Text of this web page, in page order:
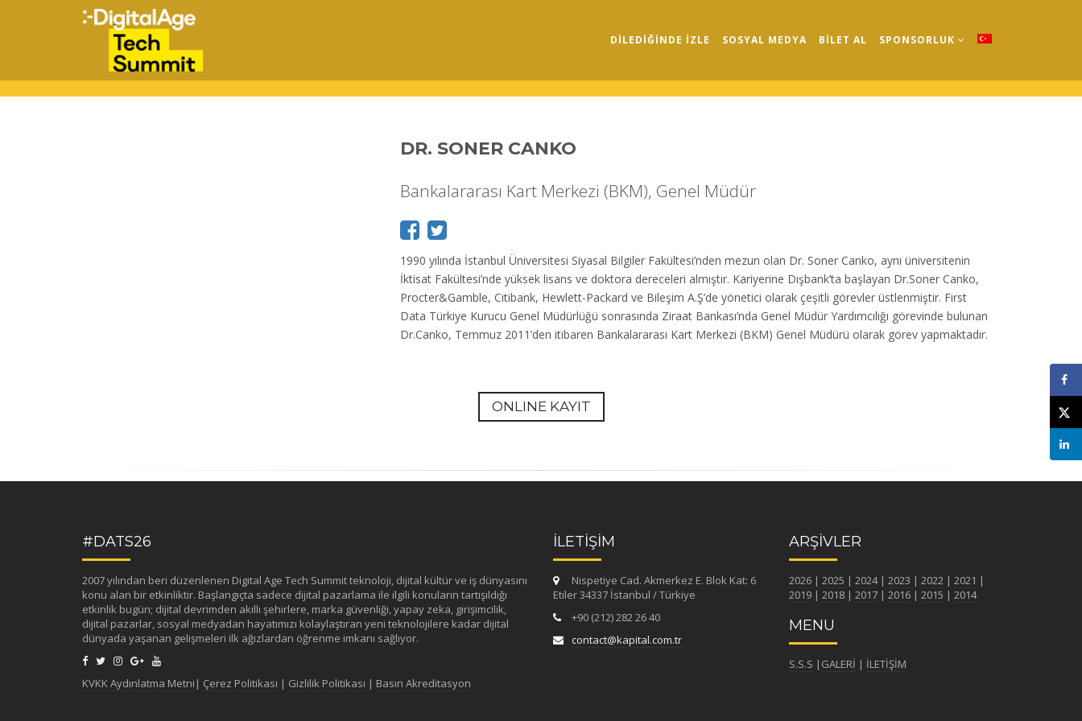
DILEDIĞINDE İZLE SOSYAL MEDYA BİLET AL SPONSORLUK
DR. SONER CANKO
Bankalararası Kart Merkezi (BKM), Genel Müdür
1990 yılında İstanbul Üniversitesi Siyasal Bilgiler Fakültesi’nden mezun olan Dr. Soner Canko, aynı üniversitenin
İktisat Fakültesi’nde yüksek lisans ve doktora dereceleri almıştır. Kariyerine Dışbank’ta başlayan Dr.Soner Canko,
Procter&Gamble, Citibank, Hewlett-Packard ve Bileşim A.Ş’de yönetici olarak çeşitli görevler üstlenmiştir. First
Data Türkiye Kurucu Genel Müdürlüğü sonrasında Ziraat Bankası’nda Genel Müdür Yardımcılığı görevinde bulunan
Dr.Canko, Temmuz 2011’den itibaren Bankalararası Kart Merkezi (BKM) Genel Müdürü olarak görev yapmaktadır.
ONLINE KAYIT
#DATS26
2007 yılından beri düzenlenen Digital Age Tech Summit teknoloji, dijital kültür ve iş dünyasını
konu alan bir etkinliktir. Başlangıçta sadece dijital pazarlama ile ilgili konuların tartışıldığı
etkinlik bugün; dijital devrimden akıllı şehirlere, marka güvenliği, yapay zeka, girişimcilik,
dijital pazarlar, sosyal medyadan hayatımızı kolaylaştıran yeni teknolojilere kadar dijital
dünyada yaşanan gelişmeleri ilk ağızlardan öğrenme imkanı sağlıyor.
KVKK Aydınlatma Metni | Çerez Politikası | Gizlilik Politikası | Basın Akreditasyon
İLETİŞİM
Nispetiye Cad. Akmerkez E. Blok Kat: 6
Etiler 34337 İstanbul / Türkiye
+90 (212) 282 26 40
contact@kapital.com.tr
ARŞİVLER
2026| 2025 | 2024| 2023 | 2022| 2021 |
2019| 2018| 2017| 2016| 2015 | 2014
MENU
S.S.S | GALERİ | İLETİŞİM